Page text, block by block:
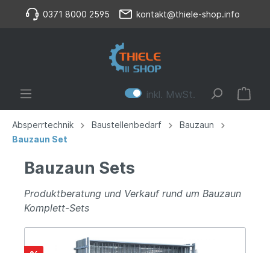
0371 8000 2595 kontakt@thiele-shop.info
inkl. MwSt.
Absperrtechnik Baustellenbedarf
Bauzaun
Bauzaun Set
Bauzaun Sets
Produktberatung und Verkauf rund um Bauzaun
Komplett-Sets